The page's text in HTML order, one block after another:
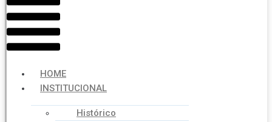
HOME
INSTITUCIONAL
Histórico